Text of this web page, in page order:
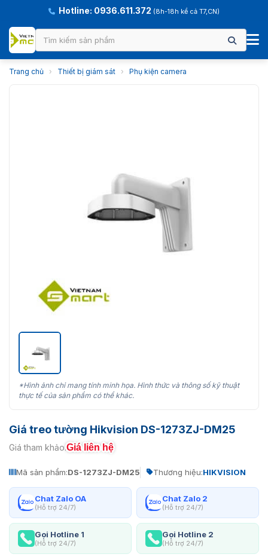
Hotline: 0936.611.372 (8h-18h kể cả T7,CN)
Trang chủ › Thiết bị giám sát › Phụ kiện camera
*Hình ảnh chỉ mang tính minh họa. Hình thức và thông số kỹ thuật
thực tế của sản phẩm có thể khác.
Giá treo tường Hikvision DS-1273ZJ-DM25
Giá tham khảo:Giá liên hệ
Mã sản phẩm:DS-1273ZJ-DM25 Thương hiệu:HIKVISION
Chat Zalo OA
(Hỗ trợ 24/7)
Chat Zalo 2
(Hỗ trợ 24/7)
Gọi Hotline 1
(Hỗ trợ 24/7)
Gọi Hotline 2
(Hỗ trợ 24/7)